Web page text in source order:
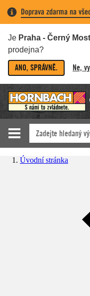
Doprava zdarma na
Je Praha - Černý Most
prodejna?
ANO, SPRÁVNĚ. Ne,
Úvodní stránka